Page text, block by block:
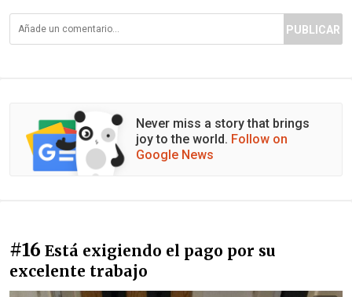
PUBLICAR
Never miss a story that brings
joy to the world. Follow on
Google News
#16 Está exigiendo el pago por su
excelente trabajo